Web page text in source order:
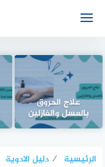
علاج الحروق
بالعسل والفازلين
الرئيسية ⁄ دليل الادوية